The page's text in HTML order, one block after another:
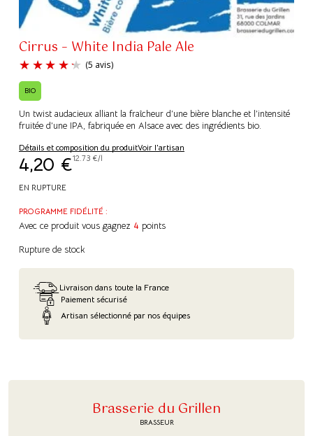
Cirrus – White India Pale Ale
BIO
Un twist audacieux alliant la fraîcheur d’une bière blanche et l’intensité
fruitée d’une IPA, fabriquée en Alsace avec des ingrédients bio.
Détails et composition du produitVoir l'artisan
4,20 €12.73 €/l
EN RUPTURE
PROGRAMME FIDÉLITÉ :
Avec ce produit vous gagnez 4 points
Rupture de stock
Livraison dans toute la France
Paiement sécurisé
Artisan sélectionné par nos équipes
Brasserie du Grillen
BRASSEUR